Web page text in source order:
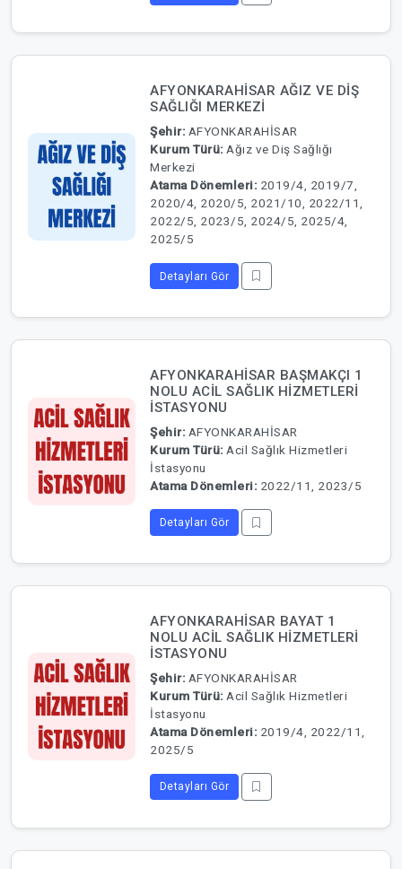
AFYONKARAHİSAR AĞIZ VE DİŞ
SAĞLIĞI MERKEZİ
Şehir: AFYONKARAHİSAR
Kurum Türü: Ağız ve Diş Sağlığı
Merkezi
Atama Dönemleri: 2019/4, 2019/7,
2020/4, 2020/5, 2021/10, 2022/11,
2022/5, 2023/5, 2024/5, 2025/4,
2025/5
Detayları Gör
AFYONKARAHİSAR BAŞMAKÇI 1
NOLU ACİL SAĞLIK HİZMETLERİ
İSTASYONU
Şehir: AFYONKARAHİSAR
Kurum Türü: Acil Sağlık Hizmetleri
İstasyonu
Atama Dönemleri: 2022/11, 2023/5
Detayları Gör
AFYONKARAHİSAR BAYAT 1
NOLU ACİL SAĞLIK HİZMETLERİ
İSTASYONU
Şehir: AFYONKARAHİSAR
Kurum Türü: Acil Sağlık Hizmetleri
İstasyonu
Atama Dönemleri: 2019/4, 2022/11,
2025/5
Detayları Gör